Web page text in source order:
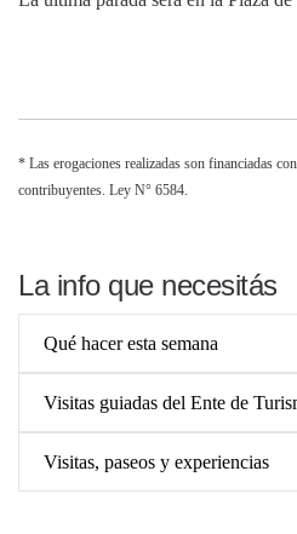
* Las erogaciones realizadas son financiadas
contribuyentes. Ley N° 6584.
La info que necesitás
Qué hacer esta semana
Visitas guiadas del Ente de
Visitas, paseos y experiencias